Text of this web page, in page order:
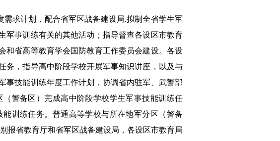
求计划，配合省军区战备建设局.拟制全省学生军
军事训练有关的其他活动；指导督查各设区市教育
和省高等教育学会国防教育工作委员会建设。各设
务，指导高中阶段学校开展军事知识讲座，以及与
事技能训练年度工作计划，协调省内驻军、武警部
警备区）完成高中阶段学校学生军事技能训练任
训练任务。普通高等学校与所在地军分区（警备
报省教育厅和省军区战备建设局，各设区市教育局